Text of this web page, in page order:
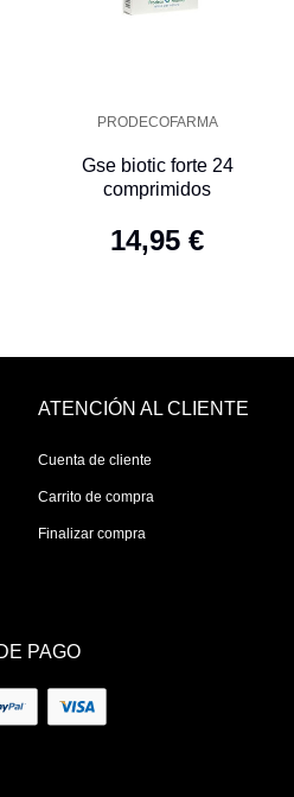
PRODECOFARMA
Gse biotic forte 24
comprimidos
14,95 €
ATENCIÓN AL CLIENTE
Cuenta de cliente
Carrito de compra
Finalizar compra
PAGO